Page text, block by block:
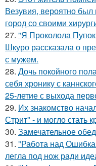
Везувия, вероятно
город со своими
27. "Я Проколола
Шкуро рассказала о
с мужем.
28. Дочь покойного
себя хронику с
25-летие с выхода
29. Их знакомство
Стрит" - и могло стать
30. Замечательное
31. "Работа над
легла под нож ради